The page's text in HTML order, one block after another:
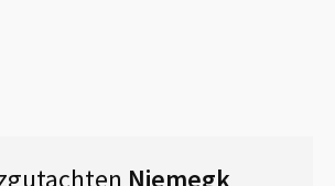
Niemegk